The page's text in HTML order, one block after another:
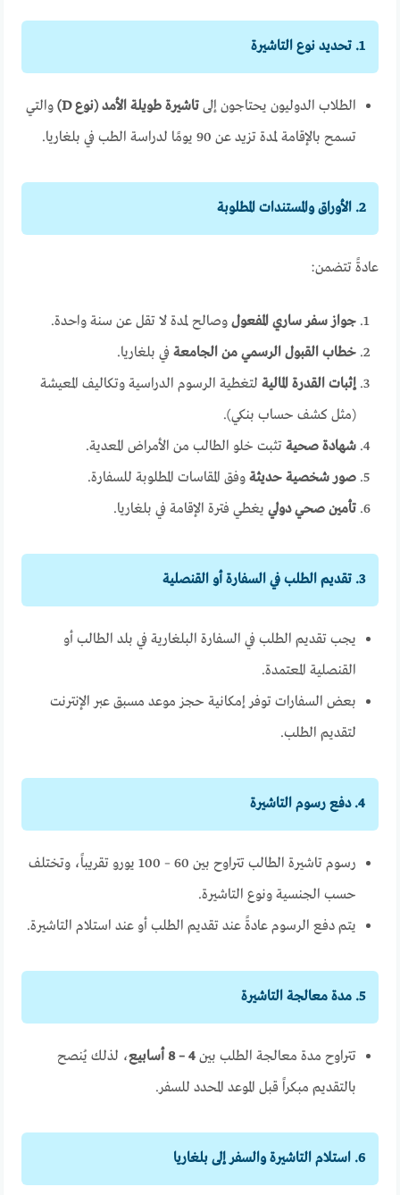
1. تحديد نوع التاشيرة
الطلاب الدوليون يحتاجون إلىتاشيرة طويلة الأمد (نوع D)
والتي
تسمح بالإقامة لمدة تزيد عن 90 يومًا لدراسة الطب في بلغاريا.
2. الأوراق والمستندات المطلوبة
عادةً تتضمن:
جواز سفر ساري المفعول وصالح لمدة لا تقل عن سنة واحدة.
خطاب القبول الرسمي من الجامعة في بلغاريا.
إثبات القدرة المالية لتغطية الرسوم الدراسية وتكاليف المعيشة
(مثل كشف حساب بنكي).
شهادة صحية تثبت خلو الطالب من الأمراض المعدية.
صور شخصية حديثة وفق المقاسات المطلوبة للسفارة.
تأمين صحي دولي يغطي فترة الإقامة في بلغاريا.
3. تقديم الطلب في السفارة أو القنصلية
يجب تقديم الطلب في السفارة البلغارية في بلد الطالب أو
القنصلية المعتمدة.
بعض السفارات توفر إمكانية حجز موعد مسبق عبر الإنترنت
لتقديم الطلب.
4. دفع رسوم التاشيرة
رسوم تاشيرة الطالب تتراوح بين 60 – 100 يورو تقريباً، وتختلف
حسب الجنسية ونوع التاشيرة.
يتم دفع الرسوم عادةً عند تقديم الطلب أو عند استلام التاشيرة.
5. مدة معالجة التاشيرة
تتراوح مدة معالجة الطلب بين4 – 8 أسابيع
، لذلك يُنصح
بالتقديم مبكراً قبل الموعد المحدد للسفر.
6. استلام التاشيرة والسفر إلى بلغاريا